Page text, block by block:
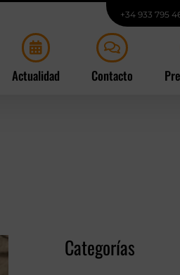
+34 933 795
Actualidad Contacto
Categorías